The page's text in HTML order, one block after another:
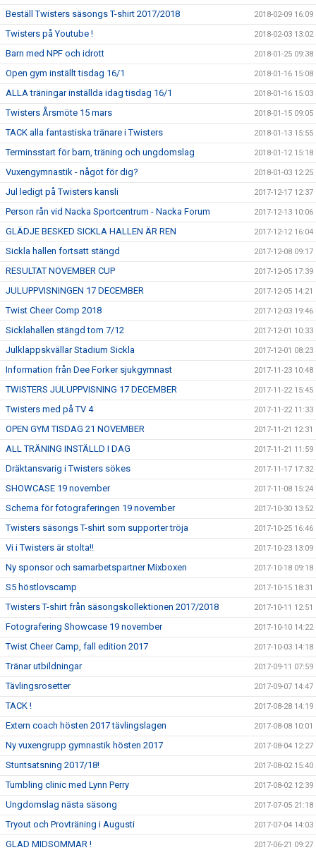
Beställ Twisters säsongs T-shirt 2017/2018 2018-02-09 16:09
Twisters på Youtube ! 2018-02-03 13:02
Barn med NPF och idrott 2018-01-25 09:38
Open gym inställt tisdag 16/1 2018-01-16 15:08
ALLA träningar inställda idag tisdag 16/1 2018-01-16 15:03
Twisters Årsmöte 15 mars 2018-01-15 09:05
TACK alla fantastiska tränare i Twisters 2018-01-13 15:55
Terminsstart för barn, träning och ungdomslag 2018-01-12 15:18
Vuxengymnastik - något för dig? 2018-01-03 12:25
Jul ledigt på Twisters kansli 2017-12-17 12:37
Person rån vid Nacka Sportcentrum - Nacka Forum 2017-12-13 10:06
GLÄDJE BESKED SICKLA HALLEN ÄR REN 2017-12-12 16:04
Sickla hallen fortsatt stängd 2017-12-08 09:17
RESULTAT NOVEMBER CUP 2017-12-05 17:39
JULUPPVISNINGEN 17 DECEMBER 2017-12-05 14:21
Twist Cheer Comp 2018 2017-12-03 19:46
Sicklahallen stängd tom 7/12 2017-12-01 10:33
Julklappskvällar Stadium Sickla 2017-12-01 08:23
Information från Dee Forker sjukgymnast 2017-11-23 10:48
TWISTERS JULUPPVISNING 17 DECEMBER 2017-11-22 15:45
Twisters med på TV 4 2017-11-22 11:33
OPEN GYM TISDAG 21 NOVEMBER 2017-11-21 12:31
ALL TRÄNING INSTÄLLD I DAG 2017-11-21 11:59
Dräktansvarig i Twisters sökes 2017-11-17 17:32
SHOWCASE 19 november 2017-11-08 15:24
Schema för fotograferingen 19 november 2017-10-30 13:52
Twisters säsongs T-shirt som supporter tröja 2017-10-25 16:46
Vi i Twisters är stolta!! 2017-10-23 13:09
Ny sponsor och samarbetspartner Mixboxen 2017-10-18 09:18
S5 höstlovscamp 2017-10-15 18:31
Twisters T-shirt från säsongskollektionen 2017/2018 2017-10-11 12:51
Fotografering Showcase 19 november 2017-10-10 14:22
Twist Cheer Camp, fall edition 2017 2017-10-03 14:18
Tränar utbildningar 2017-09-11 07:59
Tävlingsrosetter 2017-09-07 14:47
TACK ! 2017-08-28 14:19
Extern coach hösten 2017 tävlingslagen 2017-08-08 10:01
Ny vuxengrupp gymnastik hösten 2017 2017-08-04 12:27
Stuntsatsning 2017/18! 2017-08-02 15:40
Tumbling clinic med Lynn Perry 2017-08-02 12:39
Ungdomslag nästa säsong 2017-07-05 21:18
Tryout och Provträning i Augusti 2017-07-04 14:03
GLAD MIDSOMMAR ! 2017-06-21 09:27